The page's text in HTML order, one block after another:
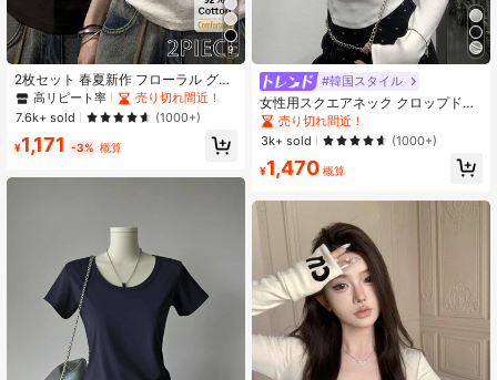
9
2枚セット 春夏新作 フローラル グレ
ー + ブラック 半袖Tシャツ、レディ
ース スリムフィット 無地 カジュア
ル アンダーシャツ
高リピート率
売り切れ間近！
7.6k+ sold
(1000+)
¥1,171 -3% 概算
#韓国スタイル
女性用スクエアネック クロップドT
シャツ、ラッシュデザイン フィッテ
ィング ショート ミドリフ露出トップ
ス カジュアル ホワイト
売り切れ間近！
3k+ sold
(1000+)
¥1,470 概算